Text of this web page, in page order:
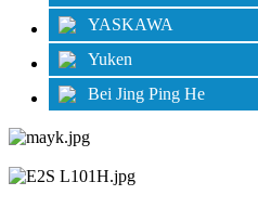
YASKAWA
Yuken
Bei Jing Ping He